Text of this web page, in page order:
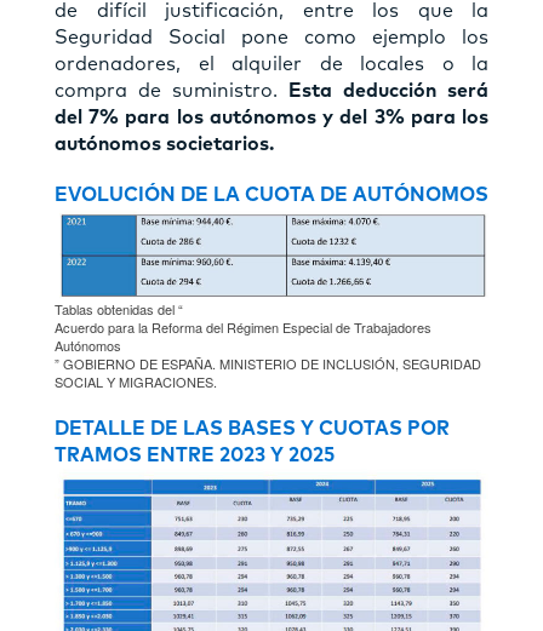
de difícil justificación, entre los que la
Seguridad Social pone como ejemplo los
ordenadores, el alquiler de locales o la
compra de suministro.
Esta deducción será
del 7% para los autónomos y del 3% para los
autónomos societarios.
EVOLUCIÓN DE LA CUOTA DE AUTÓNOMOS
Tablas obtenidas del “
Acuerdo para la Reforma del Régimen Especial de Trabajadores
Autónomos
” GOBIERNO DE ESPAÑA. MINISTERIO DE INCLUSIÓN, SEGURIDAD
SOCIAL Y MIGRACIONES.
DETALLE DE LAS BASES Y CUOTAS POR
TRAMOS ENTRE 2023 Y 2025